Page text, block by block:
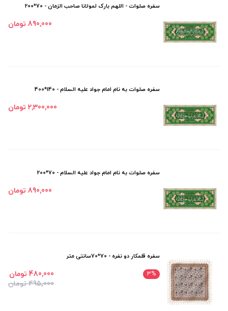
سفره صلوات - اللهم بارک لمولانا صاحب الزمان - 70*200
890٬000 تومان
سفره صلوات به نام امام جواد علیه السلام - 140*400
2٬300٬000 تومان
سفره صلوات به نام امام جواد علیه السلام - 70*200
890٬000 تومان
سفره قلمکار دو نفره - 70*70سانتی متر
3%
495٬000 تومان
480٬000 تومان